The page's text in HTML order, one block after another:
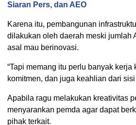
Siaran Pers, dan AEO
Karena itu, pembangunan
dilakukan oleh daerah meski jumlah
asal mau berinovasi.
“Tapi memang itu perlu banyak kerja
komitmen, dan juga keahlian dari
Apabila ragu melakukan kreativitas
menyarankan pemda agar dapat
pihak terkait.